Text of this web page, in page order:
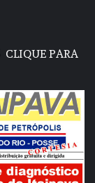
CLIQUE PARA